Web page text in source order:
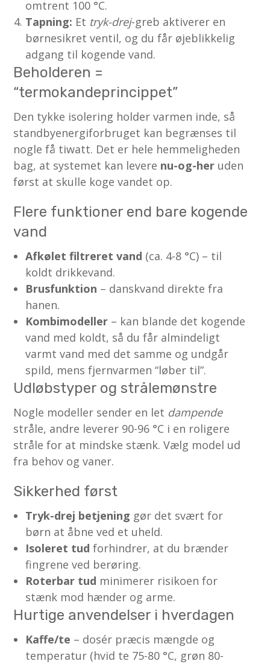
omtrent 100 °C.
Tapning: Et tryk-drej-greb aktiverer en
børnesikret ventil, og du får øjeblikkelig
adgang til kogende vand.
Beholderen =
“termokandeprincippet”
Den tykke isolering holder varmen inde, så
standby­energiforbruget kan begrænses til
nogle få ti­watt. Det er hele hemmeligheden
bag, at systemet kan levere nu-og-her uden
først at skulle koge vandet op.
Flere funktioner end bare kogende
vand
Afkølet filtreret vand (ca. 4-8 °C) – til
koldt drikkevand.
Brusfunktion – danskvand direkte fra
hanen.
Kombimodeller – kan blande det kogende
vand med koldt, så du får almindeligt
varmt vand med det samme og undgår
spild, mens fjernvarmen “løber til”.
Udløbstyper og strålemønstre
Nogle modeller sender en let dampende
stråle, andre leverer 90-96 °C i en roligere
stråle for at mindske stænk. Vælg model ud
fra behov og vaner.
Sikkerhed først
Tryk-drej betjening gør det svært for
børn at åbne ved et uheld.
Isoleret tud forhindrer, at du brænder
fingrene ved berøring.
Roterbar tud minimerer risikoen for
stænk mod hænder og arme.
Hurtige anvendelser i hverdagen
Kaffe/te – dosér præcis mængde og
temperatur (hvid te 75-80 °C, grøn 80-